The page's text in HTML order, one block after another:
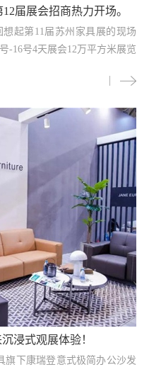
届展会招商热力开场。
起第11届苏州家具展的现场
-16号4天展会12万平方米展览
浸式观展体验！
旗下康瑞登意式极简办公沙发